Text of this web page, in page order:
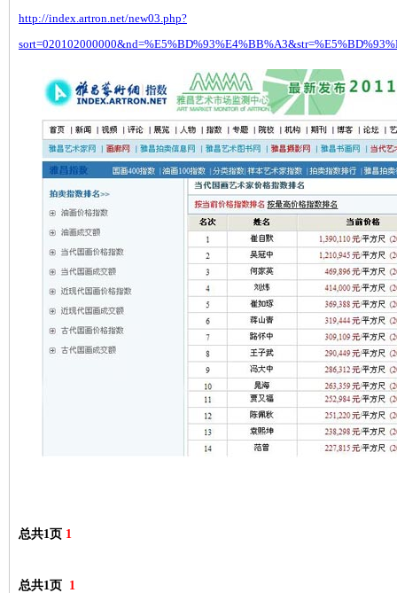
http://index.artron.net/new03.php?
总共1页 1
总共1页 1